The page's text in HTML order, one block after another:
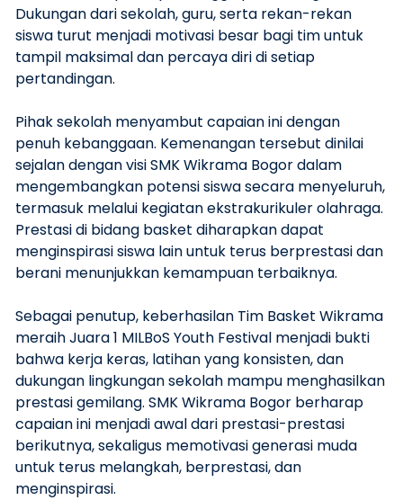
Dukungan dari sekolah, guru, serta rekan-rekan
siswa turut menjadi motivasi besar bagi tim untuk
tampil maksimal dan percaya diri di setiap
pertandingan.
Pihak sekolah menyambut capaian ini dengan
penuh kebanggaan. Kemenangan tersebut dinilai
sejalan dengan visi SMK Wikrama Bogor dalam
mengembangkan potensi siswa secara menyeluruh,
termasuk melalui kegiatan ekstrakurikuler olahraga.
Prestasi di bidang basket diharapkan dapat
menginspirasi siswa lain untuk terus berprestasi dan
berani menunjukkan kemampuan terbaiknya.
Sebagai penutup, keberhasilan Tim Basket Wikrama
meraih Juara 1 MILBoS Youth Festival menjadi bukti
bahwa kerja keras, latihan yang konsisten, dan
dukungan lingkungan sekolah mampu menghasilkan
prestasi gemilang. SMK Wikrama Bogor berharap
capaian ini menjadi awal dari prestasi-prestasi
berikutnya, sekaligus memotivasi generasi muda
untuk terus melangkah, berprestasi, dan
menginspirasi.